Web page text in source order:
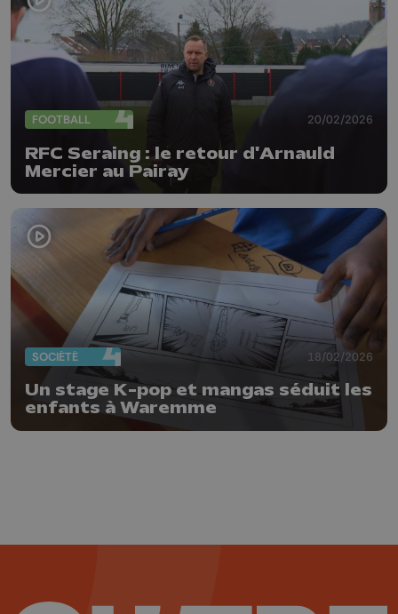
FOOTBALL 20/02/2026
RFC Seraing : le retour d'Arnauld
Mercier au Pairay
SOCIÉTÉ 18/02/2026
Un stage K-pop et mangas séduit les
enfants à Waremme